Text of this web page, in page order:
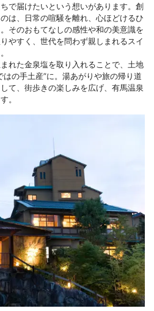
で届けたいという想いがあります。創
は、日常の喧騒を離れ、心ほどけるひ
そのおもてなしの感性や和の美意識を
やすく、世代を問わず親しまれるスイ
れた金泉塩を取り入れることで、土地
の手土産”に。湯あがりや旅の帰り道
て、街歩きの楽しみを広げ、有馬温泉
。